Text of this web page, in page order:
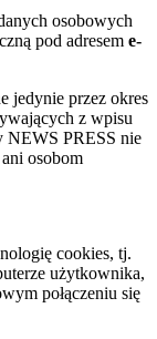
osobowych
pod adresem e-
jedynie przez okres
z wpisu
NEWS PRESS nie
osobom
cookies, tj.
użytkownika,
połączeniu się